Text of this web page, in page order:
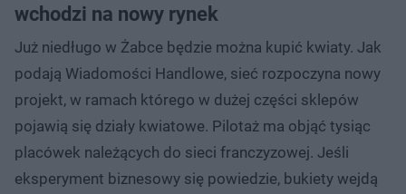
wchodzi na nowy rynek
Już niedługo w Żabce będzie można kupić kwiaty. Jak
podają Wiadomości Handlowe, sieć rozpoczyna nowy
projekt, w ramach którego w dużej części sklepów
pojawią się działy kwiatowe. Pilotaż ma objąć tysiąc
placówek należących do sieci franczyzowej. Jeśli
eksperyment biznesowy się powiedzie, bukiety wejdą